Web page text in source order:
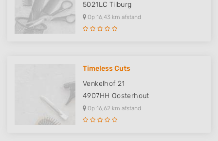
5021LC Tilburg
Op 16,43 km afstand
Timeless Cuts
Venkelhof 21
4907HH Oosterhout
Op 16,62 km afstand
Advertising